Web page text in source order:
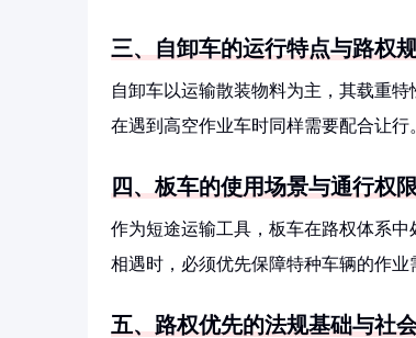
三、自卸车的运行特点与路权
自卸车以运输散装物料为主，其载重
在遇到高空作业车时同样需要配合让行
四、板车的使用场景与通行权限
作为短途运输工具，板车在路权体系
相遇时，必须优先保障特种车辆的作业
五、路权优先的法规基础与社